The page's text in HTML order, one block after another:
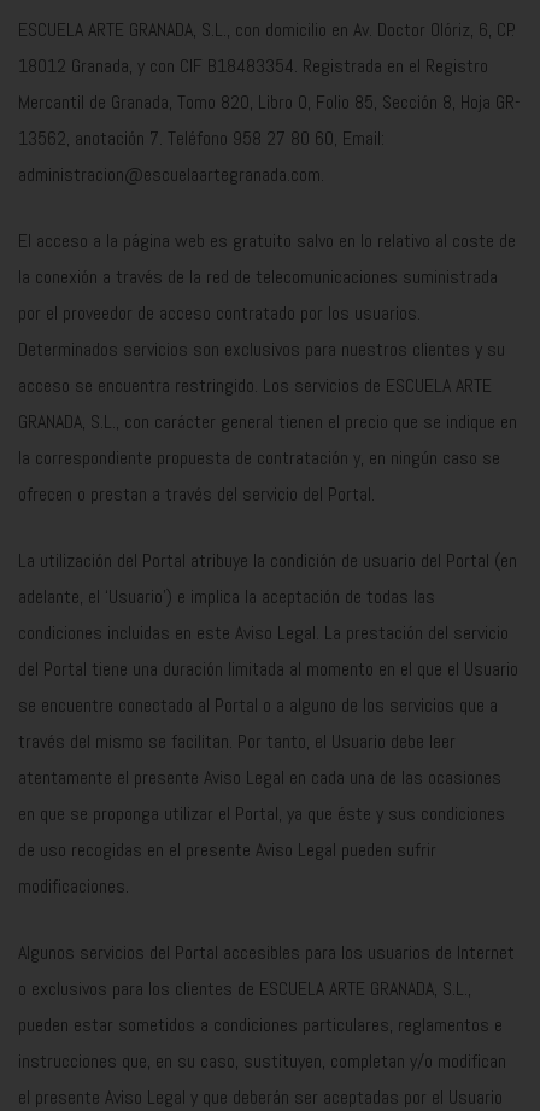
ESCUELA ARTE GRANADA, S.L., con domicilio en Av. Doctor Olóriz, 6, CP.
18012 Granada, y con CIF B18483354. Registrada en el Registro
Mercantil de Granada, Tomo 820, Libro 0, Folio 85, Sección 8, Hoja GR-
13562, anotación 7. Teléfono 958 27 80 60, Email:
administracion@escuelaartegranada.com.
El acceso a la página web es gratuito salvo en lo relativo al coste de
la conexión a través de la red de telecomunicaciones suministrada
por el proveedor de acceso contratado por los usuarios.
Determinados servicios son exclusivos para nuestros clientes y su
acceso se encuentra restringido. Los servicios de ESCUELA ARTE
GRANADA, S.L., con carácter general tienen el precio que se indique en
la correspondiente propuesta de contratación y, en ningún caso se
ofrecen o prestan a través del servicio del Portal.
La utilización del Portal atribuye la condición de usuario del Portal (en
adelante, el ‘Usuario’) e implica la aceptación de todas las
condiciones incluidas en este Aviso Legal. La prestación del servicio
del Portal tiene una duración limitada al momento en el que el Usuario
se encuentre conectado al Portal o a alguno de los servicios que a
través del mismo se facilitan. Por tanto, el Usuario debe leer
atentamente el presente Aviso Legal en cada una de las ocasiones
en que se proponga utilizar el Portal, ya que éste y sus condiciones
de uso recogidas en el presente Aviso Legal pueden sufrir
modificaciones.
Algunos servicios del Portal accesibles para los usuarios de Internet
o exclusivos para los clientes de ESCUELA ARTE GRANADA, S.L.,
pueden estar sometidos a condiciones particulares, reglamentos e
instrucciones que, en su caso, sustituyen, completan y/o modifican
el presente Aviso Legal y que deberán ser aceptadas por el Usuario